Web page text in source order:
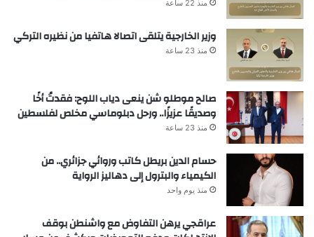
منذ 22 ساعة
وزير الخارجية يتلقى اتصالا هاتفيا من نظيره التركي
منذ 23 ساعة
صالح موطلو شن ينعى دياب اللوح: فقدتُ أخًا
وصديقًا عزيزًا.. ورحل دبلوماسي مخلص لفلسطين
منذ 23 ساعة
حسام الدين بريطل كاتب وروائي جزائري.. من
الكيمياء والبترول إلى دهاليز الرواية
منذ يوم واحد
عراقجي يرهن التفاوض مع واشنطن بوقف